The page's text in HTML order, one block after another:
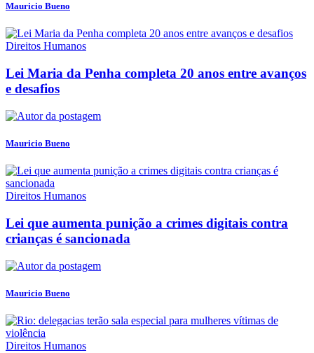
Mauricio Bueno
Direitos Humanos
Lei Maria da Penha completa 20 anos entre avanços
e desafios
Mauricio Bueno
Direitos Humanos
Lei que aumenta punição a crimes digitais contra
crianças é sancionada
Mauricio Bueno
Direitos Humanos